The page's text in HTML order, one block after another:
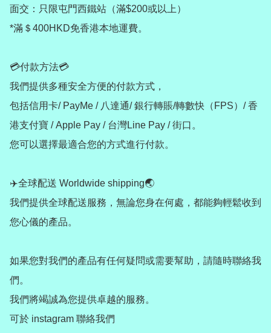
面交：只限屯門西鐵站（滿$200或以上）
*滿＄400HKD免香港本地運費。
💳付款方法💳
我們提供多種安全方便的付款方式，
包括信用卡/ PayMe / 八達通/ 銀行轉賬/轉數快（FPS）/ 香
港支付寶 / Apple Pay / 台灣Line Pay / 街口。
您可以選擇最適合您的方式進行付款。
✈️全球配送 Worldwide shipping🌏
我們提供全球配送服務，無論您身在何處，都能夠輕鬆收到
您心儀的產品。
如果您對我們的產品有任何疑問或需要幫助，請隨時聯絡我
們。
我們將竭誠為您提供卓越的服務。
可於 instagram 聯絡我們